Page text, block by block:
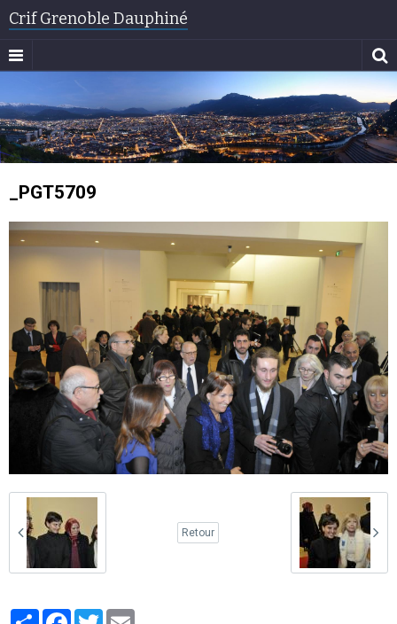
Crif Grenoble Dauphiné
_PGT5709
Retour
PartagerFacebook
Twitter